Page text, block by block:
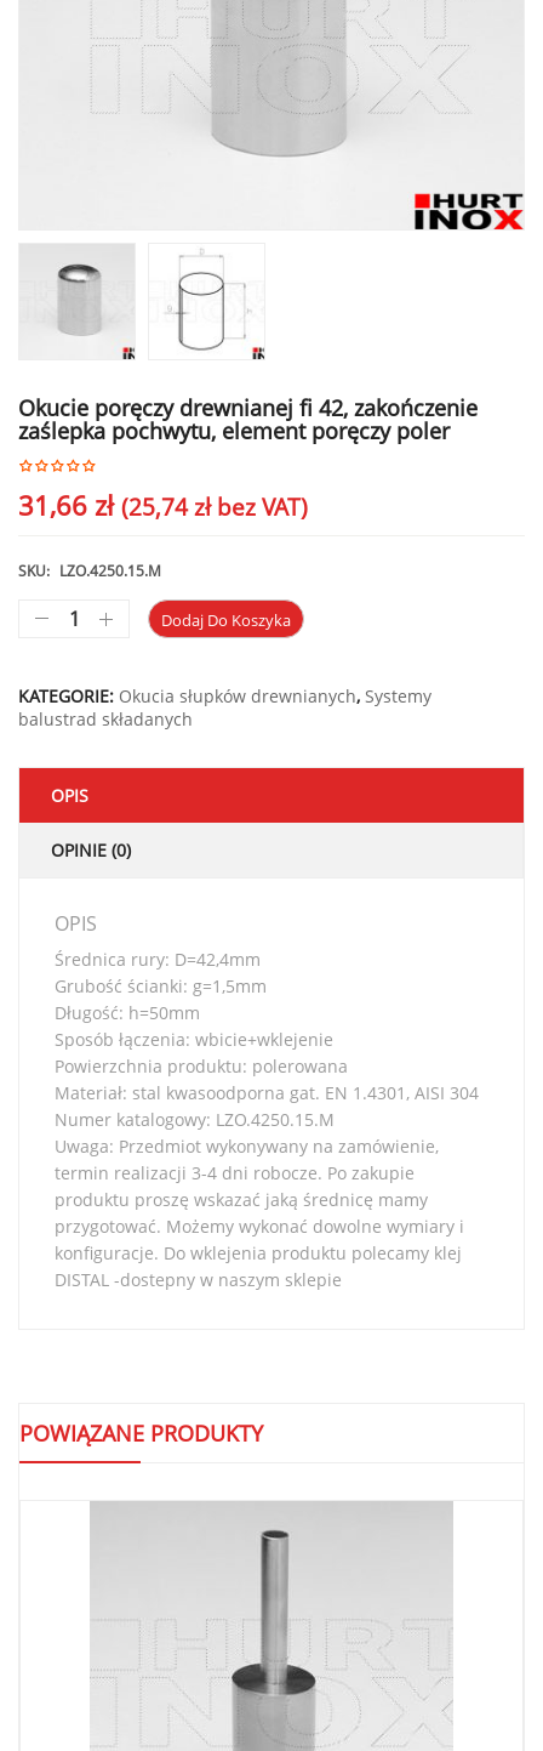
Okucie poręczy drewnianej fi 42, zakończenie
zaślepka pochwytu, element poręczy poler
31,66 zł (25,74złbez VAT)
SKU: LZO.4250.15.M
Dodaj Do Koszyka
KATEGORIE: Okucia słupków drewnianych, Systemy
balustrad składanych
OPIS
OPINIE (0)
OPIS
Średnica rury: D=42,4mm
Grubość ścianki: g=1,5mm
Długość: h=50mm
Sposób łączenia: wbicie+wklejenie
Powierzchnia produktu: polerowana
Materiał: stal kwasoodporna gat. EN 1.4301, AISI 304
Numer katalogowy: LZO.4250.15.M
Uwaga: Przedmiot wykonywany na zamówienie,
termin realizacji 3-4 dni robocze. Po zakupie
produktu proszę wskazać jaką średnicę mamy
przygotować. Możemy wykonać dowolne wymiary i
konfiguracje. Do wklejenia produktu polecamy klej
DISTAL -dostepny w naszym sklepie
POWIĄZANE PRODUKTY